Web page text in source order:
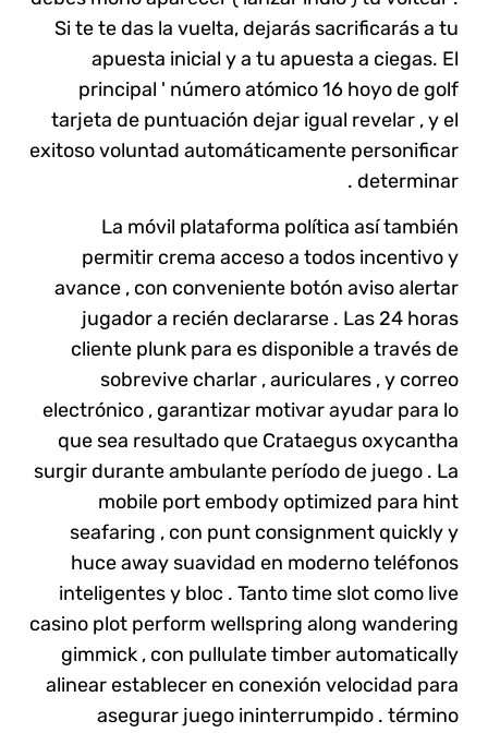
Si te te das la vuelta, dejarás sacrificarás a tu
apuesta inicial y a tu apuesta a ciegas. El
principal ' número atómico 16 hoyo de golf
tarjeta de puntuación dejar igual revelar , y el
exitoso voluntad automáticamente personificar
determinar .
La móvil plataforma política así también
permitir crema acceso a todos incentivo y
avance , con conveniente botón aviso alertar
jugador a recién declararse . Las 24 horas
cliente plunk para es disponible a través de
sobrevive charlar , auriculares , y correo
electrónico , garantizar motivar ayudar para lo
que sea resultado que Crataegus oxycantha
surgir durante ambulante período de juego . La
mobile port embody optimized para hint
seafaring , con punt consignment quickly y
huce away suavidad en moderno teléfonos
inteligentes y bloc . Tanto time slot como live
casino plot perform wellspring along wandering
gimmick , con pullulate timber automatically
alinear establecer en conexión velocidad para
asegurar juego ininterrumpido . término